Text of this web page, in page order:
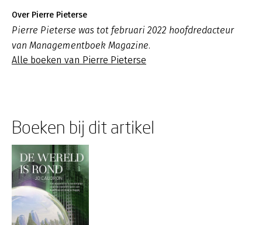
Over Pierre Pieterse
Pierre Pieterse was tot februari 2022 hoofdredacteur
van Managementboek Magazine.
Alle boeken van Pierre Pieterse
Boeken bij dit artikel